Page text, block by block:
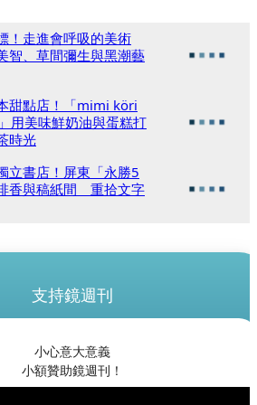
！走進會呼吸的美術
、草間彌生與黑潮藝
甜點店！「mimi köri
用美味鮮奶油與蛋糕打
時光
立書店！屏東「永勝5
香與稿紙間 重拾文字
支持鏡週刊
小心意大意義
小額贊助鏡週刊！